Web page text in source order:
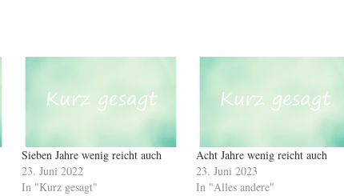
Sieben Jahre wenig reicht auch
23. Juni 2022
In "Kurz gesagt"
Acht Jahre wenig reicht auch
23. Juni 2023
In "Alles andere"